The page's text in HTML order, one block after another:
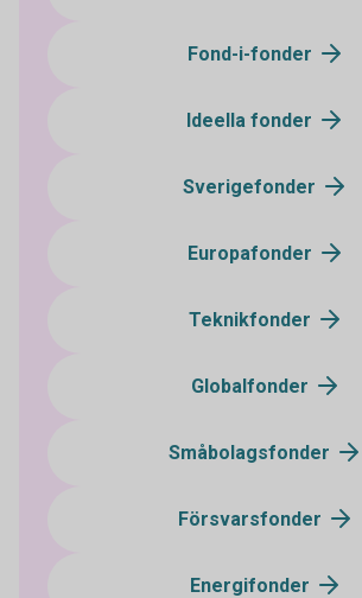
Fond-i-fonder
Ideella fonder
Sverigefonder
Europafonder
Teknikfonder
Globalfonder
Småbolagsfonder
Försvarsfonder
Energifonder